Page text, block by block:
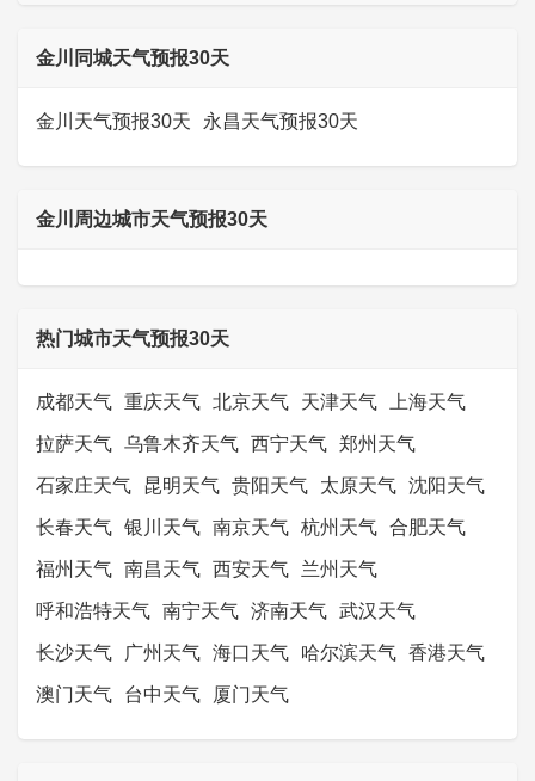
金川同城天气预报30天
金川天气预报30天 永昌天气预报30天
金川周边城市天气预报30天
热门城市天气预报30天
成都天气 重庆天气 北京天气 天津天气 上海天气
拉萨天气 乌鲁木齐天气 西宁天气 郑州天气
石家庄天气 昆明天气 贵阳天气 太原天气 沈阳天气
长春天气 银川天气 南京天气 杭州天气 合肥天气
福州天气 南昌天气 西安天气 兰州天气
呼和浩特天气 南宁天气 济南天气 武汉天气
长沙天气 广州天气 海口天气 哈尔滨天气 香港天气
澳门天气 台中天气 厦门天气